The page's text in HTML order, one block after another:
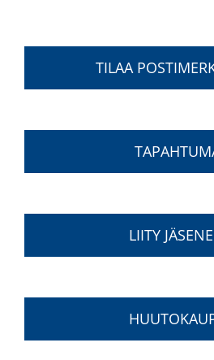
TILAA
LIITY